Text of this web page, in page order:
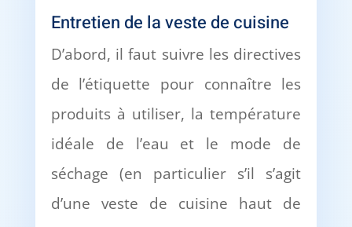
Entretien de la veste de cuisine
D’abord, il faut suivre les directives
de l’étiquette pour connaître les
produits à utiliser, la température
idéale de l’eau et le mode de
séchage (en particulier s’il s’agit
d’une veste de cuisine haut de